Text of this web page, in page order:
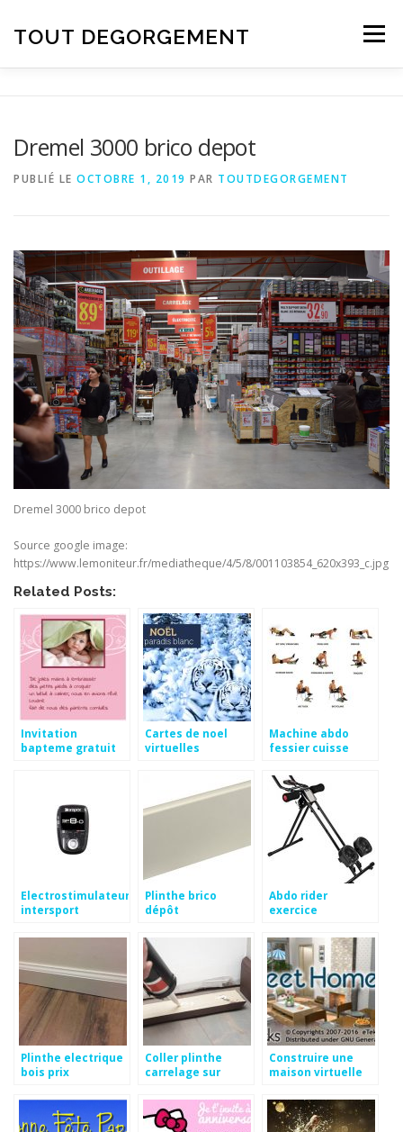
TOUT DEGORGEMENT Menu
Dremel 3000 brico depot
PUBLIÉ LE OCTOBRE 1, 2019 PAR TOUTDEGORGEMENT
Dremel 3000 brico depot
Source google image:
https://www.lemoniteur.fr/mediatheque/4/5/8/001103854_620x393_c.jpg
Related Posts:
Invitation
bapteme gratuit
Cartes de noel
virtuelles
Machine abdo
fessier cuisse
Electrostimulateur
intersport
Plinthe brico
dépôt
Abdo rider
exercice
Plinthe electrique
bois prix
Coller plinthe
carrelage sur
Construire une
maison virtuelle